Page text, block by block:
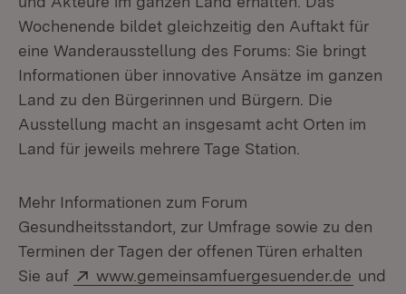
Wochenende bildet gleichzeitig den Auftakt für
eine Wanderausstellung des Forums: Sie bringt
Informationen über innovative Ansätze im ganzen
Land zu den Bürgerinnen und Bürgern. Die
Ausstellung macht an insgesamt acht Orten im
Land für jeweils mehrere Tage Station.
Mehr Informationen zum Forum
Gesundheitsstandort, zur Umfrage sowie zu den
Terminen der Tagen der offenen Türen erhalten
Sie auf
Extern:
www.gemeinsamfuergesuender.de und